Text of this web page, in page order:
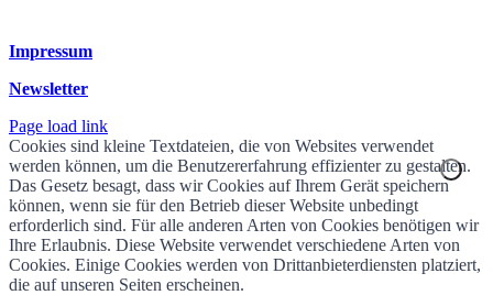
Impressum
Newsletter
Page load link
Cookies sind kleine Textdateien, die von Websites verwendet
werden können, um die Benutzererfahrung effizienter zu gestalten.
Das Gesetz besagt, dass wir Cookies auf Ihrem Gerät speichern
können, wenn sie für den Betrieb dieser Website unbedingt
erforderlich sind. Für alle anderen Arten von Cookies benötigen wir
Ihre Erlaubnis. Diese Website verwendet verschiedene Arten von
Cookies. Einige Cookies werden von Drittanbieterdiensten platziert,
die auf unseren Seiten erscheinen.